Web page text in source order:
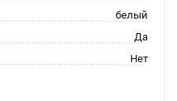
белый
Да
Нет